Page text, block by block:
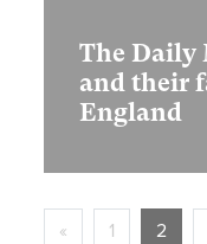
The Daily
and their
England
« 1 2